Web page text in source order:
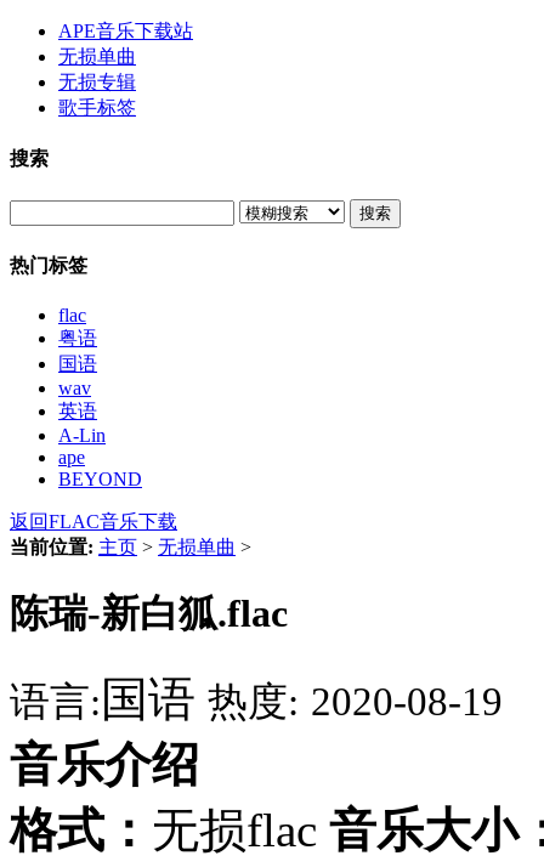
APE音乐下载站
无损单曲
无损专辑
歌手标签
搜索
搜索
热门标签
flac
粤语
国语
wav
英语
A-Lin
ape
BEYOND
返回FLAC音乐下载
当前位置: 主页 > 无损单曲 >
陈瑞-新白狐.flac
语言:国语 热度: 2020-08-19
音乐介绍
格式： 无损flac 音乐大小